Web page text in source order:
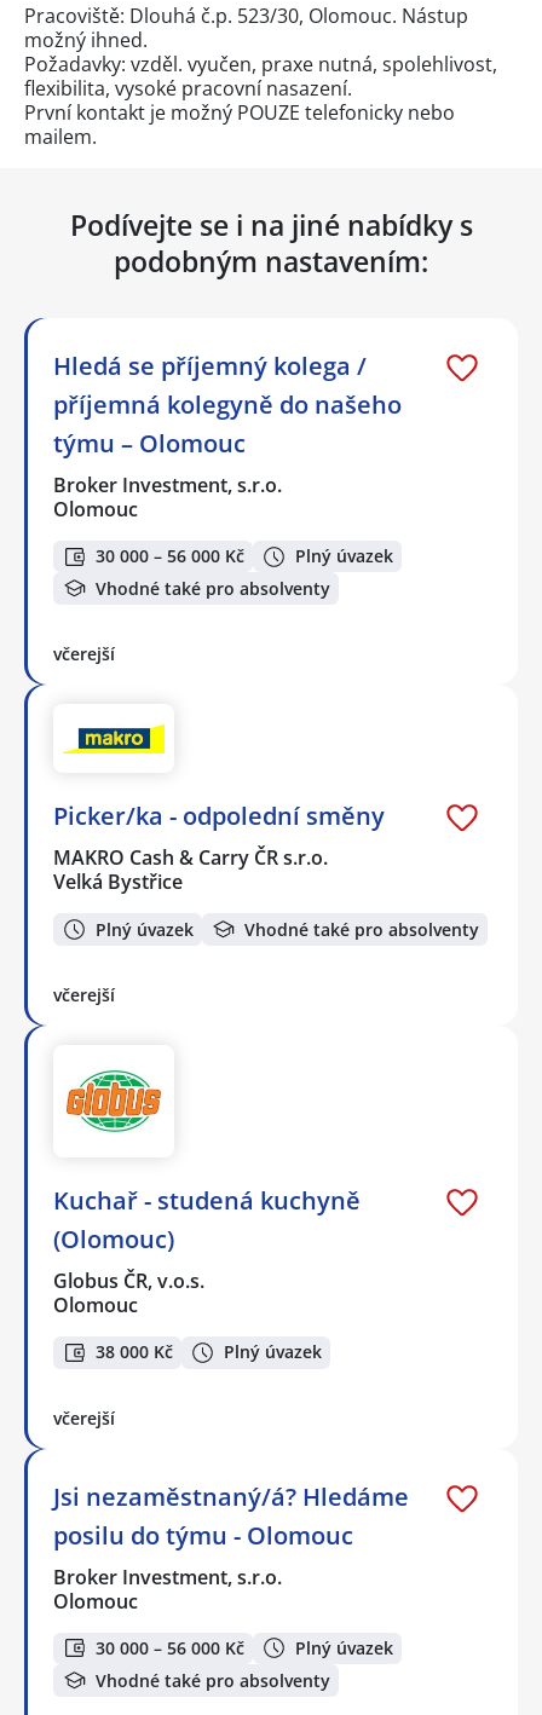
Pracoviště: Dlouhá č.p. 523/30, Olomouc. Nástup
možný ihned.
Požadavky: vzděl. vyučen, praxe nutná, spolehlivost,
flexibilita, vysoké pracovní nasazení.
První kontakt je možný POUZE telefonicky nebo
mailem.
Podívejte se i na jiné nabídky s
podobným nastavením:
Hledá se příjemný kolega /
příjemná kolegyně do našeho
týmu – Olomouc
Broker Investment, s.r.o.
Olomouc
30 000 – 56 000 Kč
Plný úvazek
Vhodné také pro absolventy
včerejší
Picker/ka - odpolední směny
MAKRO Cash & Carry ČR s.r.o.
Velká Bystřice
Plný úvazek Vhodné také pro absolventy
včerejší
Kuchař - studená kuchyně
(Olomouc)
Globus ČR, v.o.s.
Olomouc
38 000 Kč Plný úvazek
včerejší
Jsi nezaměstnaný/á? Hledáme
posilu do týmu - Olomouc
Broker Investment, s.r.o.
Olomouc
30 000 – 56 000 Kč
Plný úvazek
Vhodné také pro absolventy